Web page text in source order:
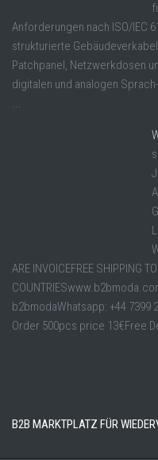
Anforderungen nach ISO/IEC
strukturierte
Patchpanel, Netzwerkdosen
digitalen und analogen
...
ARE INVOICEFREE SHIPPING
b2bmodaWhatsapp: +44 7399
Order 500pcs price 13€Free
B2B MARKTPLATZ FÜR